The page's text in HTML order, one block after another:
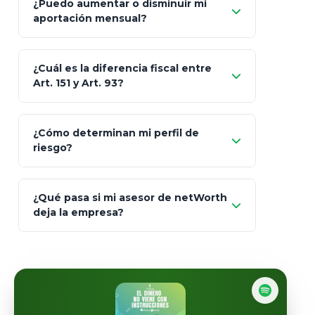
Seguros Monterrey
Skandia (Crea)
MetLife (MetaLife)
Prudential
Fintual
¿Puedo aumentar o disminuir mi
aportación mensual?
¿Cuál es la diferencia fiscal entre
Art. 151 y Art. 93?
Art.
93
totalmente
libres de impuestos
¿Cómo determinan mi perfil de
riesgo?
¿Qué pasa si mi asesor de netWorth
deja la empresa?
automáticamente